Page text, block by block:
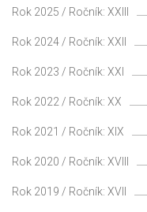
Rok 2025 / Ročník: XXIII
Rok 2024 / Ročník: XXII
Rok 2023 / Ročník: XXI
Rok 2022 / Ročník: XX
Rok 2021 / Ročník: XIX
Rok 2020 / Ročník: XVIII
Rok 2019 / Ročník: XVII